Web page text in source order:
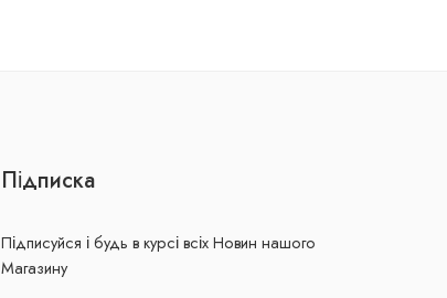
Підписка
Підписуйся і будь в курсі всіх Новин нашого
Магазину